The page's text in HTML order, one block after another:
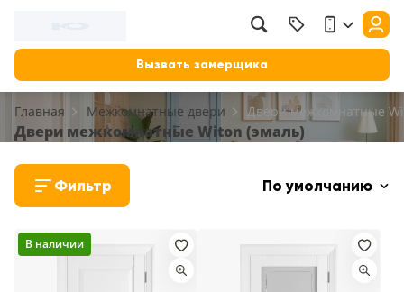
Вызвать замерщика
Главная Межкомнатные двери Двери межкомнатные
Двери межкомнатные Witon (эмаль)
Фильтр По умолчанию
В наличии